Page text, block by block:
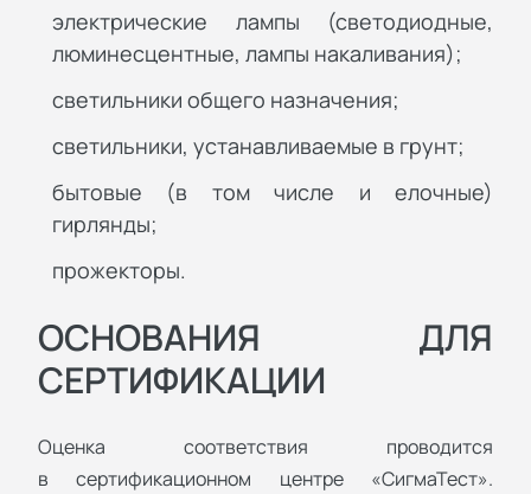
электрические лампы (светодиодные,
люминесцентные, лампы накаливания);
светильники общего назначения;
светильники, устанавливаемые в грунт;
бытовые (в том числе и елочные)
гирлянды;
прожекторы.
ОСНОВАНИЯ ДЛЯ
СЕРТИФИКАЦИИ
Оценка соответствия проводится
в сертификационном центре «СигмаТест».